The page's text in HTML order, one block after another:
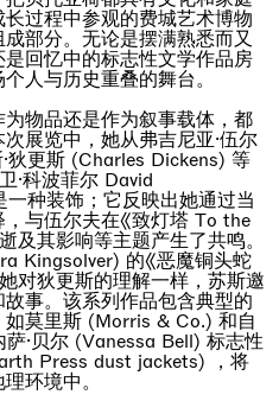
过程中参观的费城艺术博物
部分。无论是摆满熟悉而又
回忆中的标志性文学作品房
人与历史重叠的舞台。
物品还是作为叙事载体，都
展览中，她从弗吉尼亚·伍尔
更斯 (Charles Dickens) 等
·科波菲尔 David
一种装饰；它反映出她通过当
与伍尔夫在《致灯塔 To the
及其影响等主题产生了共鸣。
Kingsolver) 的《恶魔铜头蛇
对狄更斯的理解一样，苏斯邀
事。该系列作品包含典型的
莫里斯 (Morris & Co.) 和自
·贝尔 (Vanessa Bell) 标志性
Press dust jackets) ，将
环境中。